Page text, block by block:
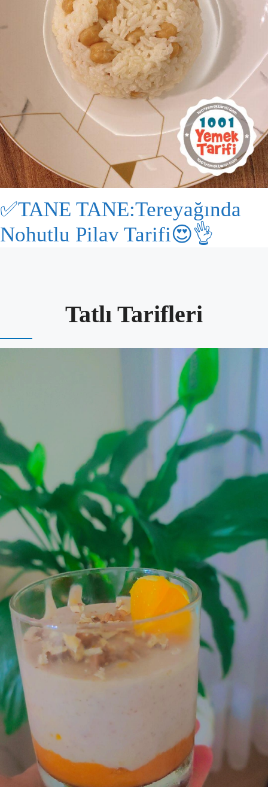
✅TANE TANE:Tereyağında
Nohutlu Pilav Tarifi😍👌
Tatlı Tarifleri